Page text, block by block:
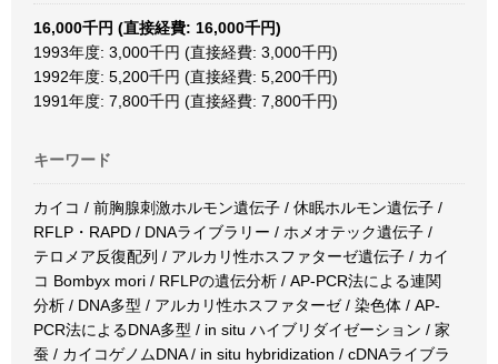
16,000千円 (直接経費: 16,000千円)
1993年度: 3,000千円 (直接経費: 3,000千円)
1992年度: 5,200千円 (直接経費: 5,200千円)
1991年度: 7,800千円 (直接経費: 7,800千円)
キーワード
カイコ / 前胸腺刺激ホルモン遺伝子 / 休眠ホルモン遺伝子 /
RFLP・RAPD / DNAライブラリー / ホメオテック遺伝子 /
テロメア反復配列 / アルカリ性ホスファターゼ遺伝子 / カイ
コ Bombyx mori / RFLPの遺伝分析 / AP-PCR法による連関
分析 / DNA多型 / アルカリ性ホスファターゼ / 染色体 / AP-
PCR法によるDNA多型 / in situ ハイブリダイゼーション / 家
蚕 / カイコゲノムDNA / in situ hybridization / cDNAライブラ